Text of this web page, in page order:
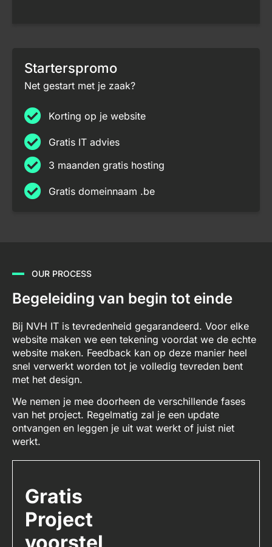
Starterspromo
Net gestart met je zaak?
Korting op je website
Gratis IT advies
3 maanden gratis hosting
Gratis domeinnaam .be
OUR PROCESS
Begeleiding van begin tot einde
Bij NVH IT is tevredenheid gegarandeerd. Voor elke
website maken we een tekening voordat we de echte
website maken. Feedback kan op deze manier heel
snel verwerkt worden tot je volledig tevreden bent
met het design.
We nemen je mee doorheen de verschillende fases
van het project. Regelmatig zal je een update
ontvangen en leggen je uit wat werkt of juist niet
werkt.
Gratis
Project